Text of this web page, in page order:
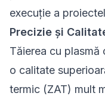
execuție a
Precizie și
Tăierea cu plasmă
o calitate
termic (ZAT) mult